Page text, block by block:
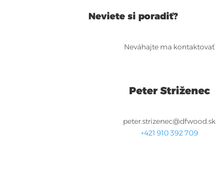
Neviete si poradiť?
Neváhajte ma kontaktovať
Peter Striženec
peter.strizenec@dfwood.sk
+421 910 392 709